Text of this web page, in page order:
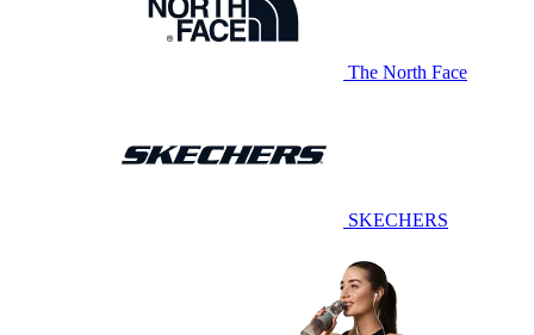
The North Face
SKECHERS